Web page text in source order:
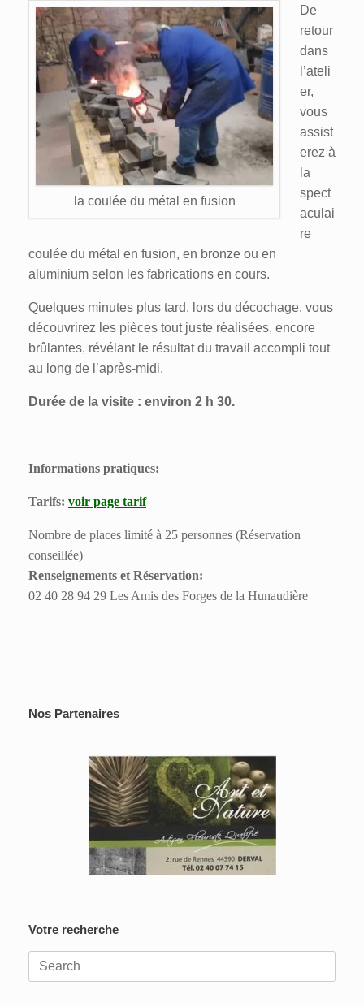
la coulée du métal en fusion
De
retour
dans
l’ateli
er,
vous
assist
erez à
la
spect
aculai
re
coulée du métal en fusion, en bronze ou en
aluminium selon les fabrications en cours.
Quelques minutes plus tard, lors du décochage, vous
découvrirez les pièces tout juste réalisées, encore
brûlantes, révélant le résultat du travail accompli tout
au long de l’après-midi.
Durée de la visite : environ 2 h 30.
Informations pratiques:
Tarifs: voir page tarif
Nombre de places limité à 25 personnes (Réservation
conseillée)
Renseignements et Réservation:
02 40 28 94 29 Les Amis des Forges de la Hunaudière
Nos Partenaires
Votre recherche
Search
for: